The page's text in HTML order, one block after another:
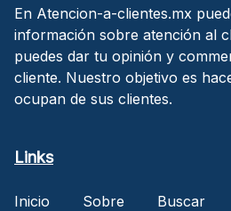
En Atencion-a-clientes.mx
información sobre atención al
puedes dar tu opinión y
cliente. Nuestro objetivo es
ocupan de sus clientes.
Links
Inicio Sobre Buscar